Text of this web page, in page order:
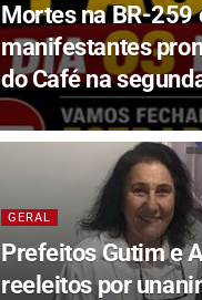
Mortes na BR-259
manifestantes
do Café na
GERAL
Prefeitos Gutim e
reeleitos por